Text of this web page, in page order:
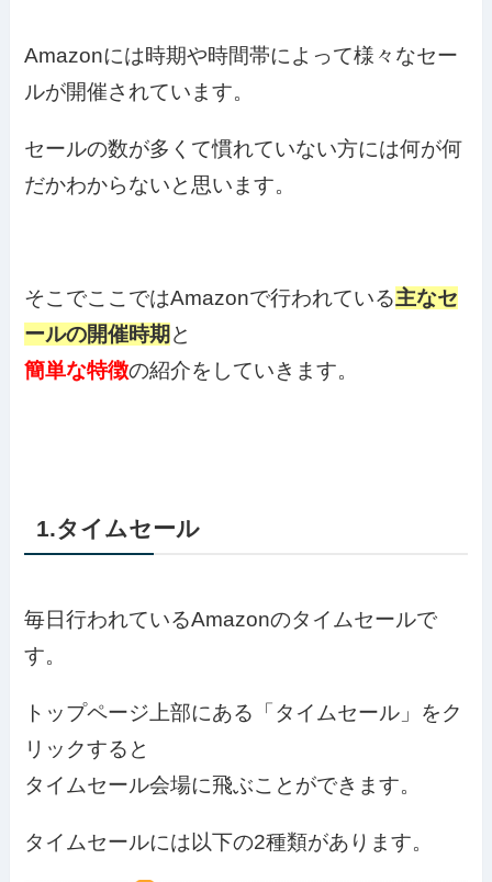
Amazonには時期や時間帯によって様々なセー
ルが開催されています。
セールの数が多くて慣れていない方には何が何
だかわからないと思います。
そこでここではAmazonで行われている主なセ
ールの開催時期 と
簡単な特徴の紹介をしていきます。
1.タイムセール
毎日行われているAmazonのタイムセールで
す。
トップページ上部にある「タイムセール」をク
リックすると
タイムセール会場に飛ぶことができます。
タイムセールには以下の2種類があります。